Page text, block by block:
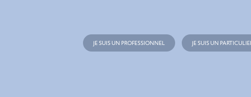
JE SUIS UN PROFESSIONNEL JE SUIS UN